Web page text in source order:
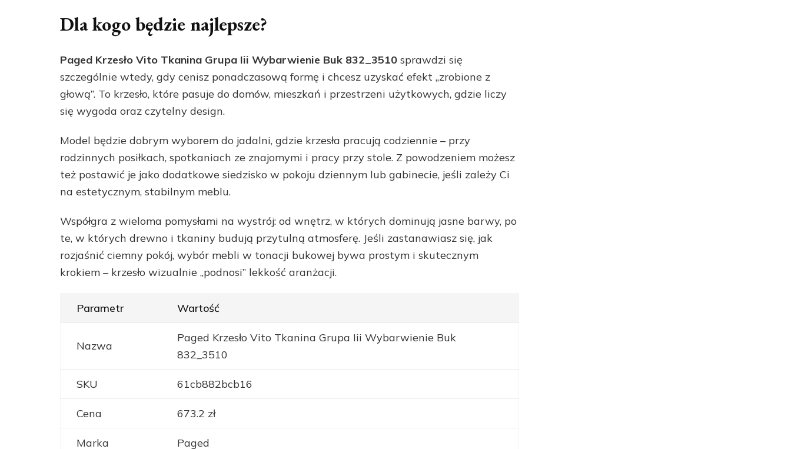
Dla kogo będzie najlepsze?
Paged Krzesło Vito Tkanina Grupa Iii Wybarwienie Buk 832_3510 sprawdzi się
szczególnie wtedy, gdy cenisz ponadczasową formę i chcesz uzyskać efekt „zrobione z
głową”. To krzesło, które pasuje do domów, mieszkań i przestrzeni użytkowych, gdzie liczy
się wygoda oraz czytelny design.
Model będzie dobrym wyborem do jadalni, gdzie krzesła pracują codziennie – przy
rodzinnych posiłkach, spotkaniach ze znajomymi i pracy przy stole. Z powodzeniem możesz
też postawić je jako dodatkowe siedzisko w pokoju dziennym lub gabinecie, jeśli zależy Ci
na estetycznym, stabilnym meblu.
Współgra z wieloma pomysłami na wystrój: od wnętrz, w których dominują jasne barwy, po
te, w których drewno i tkaniny budują przytulną atmosferę. Jeśli zastanawiasz się, jak
rozjaśnić ciemny pokój, wybór mebli w tonacji bukowej bywa prostym i skutecznym
krokiem – krzesło wizualnie „podnosi” lekkość aranżacji.
Parametr Wartość
Nazwa
Paged Krzesło Vito Tkanina Grupa Iii Wybarwienie Buk
832_3510
SKU 61cb882bcb16
Cena 673.2 zł
Marka Paged